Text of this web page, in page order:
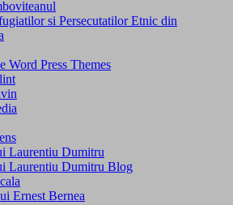
si Persecutatilor Etnic din
Word Press Themes
Laurentiu Dumitru
Laurentiu Dumitru Blog
Ernest Bernea